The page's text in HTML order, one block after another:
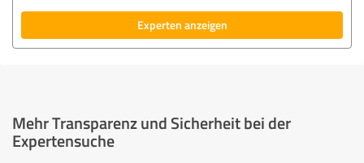
Experten anzeigen
Mehr Transparenz und Sicherheit bei der
Expertensuche